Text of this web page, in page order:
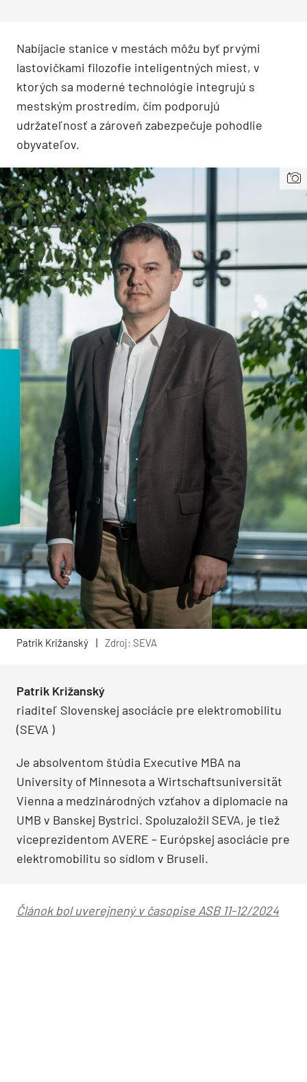
Nabíjacie stanice v mestách môžu byť prvými
lastovičkami filozofie inteligentných miest, v
ktorých sa moderné technológie integrujú s
mestským prostredím, čím podporujú
udržateľnosť a zároveň zabezpečuje pohodlie
obyvateľov.
Patrik Križanský | Zdroj: SEVA
Patrik Križanský
riaditeľ Slovenskej asociácie pre elektromobilitu
(SEVA )
Je absolventom štúdia Executive MBA na
University of Minnesota a Wirtschaftsuniversität
Vienna a medzinárodných vzťahov a diplomacie na
UMB v Banskej Bystrici. Spoluzaložil SEVA, je tiež
viceprezidentom AVERE – Európskej asociácie pre
elektromobilitu so sídlom v Bruseli.
Článok bol uverejnený v časopise ASB 11-12/2024